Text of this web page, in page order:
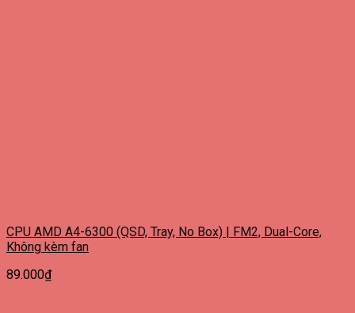
CPU AMD A4-6300 (QSD, Tray, No Box) | FM2, Dual-Core,
Không kèm fan
89.000₫